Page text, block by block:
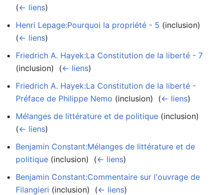
(← liens)
Henri Lepage:Pourquoi la propriété - 5 (inclusion) ‎
(← liens)
Friedrich A. Hayek:La Constitution de la liberté - 7
(inclusion) ‎ (← liens)
Friedrich A. Hayek:La Constitution de la liberté -
Préface de Philippe Nemo (inclusion) ‎ (← liens)
Mélanges de littérature et de politique (inclusion) ‎
(← liens)
Benjamin Constant:Mélanges de littérature et de
politique (inclusion) ‎ (← liens)
Benjamin Constant:Commentaire sur l'ouvrage de
Filangieri (inclusion) ‎ (← liens)